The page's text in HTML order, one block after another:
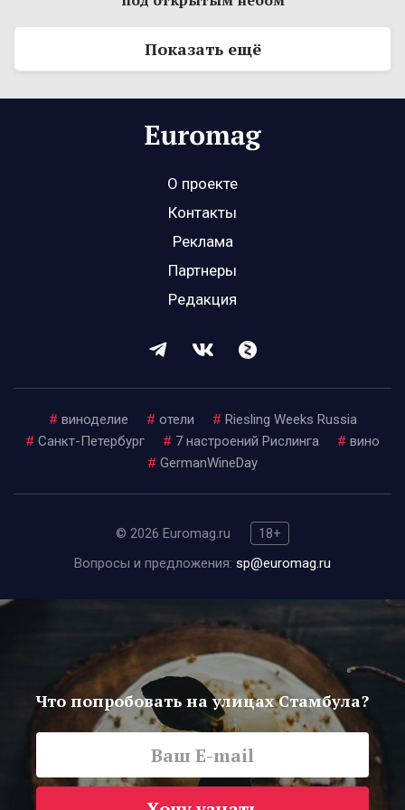
Показать ещё
О проекте
Контакты
Реклама
Партнеры
Редакция
# виноделие # отели # Riesling Weeks Russia
# Санкт-Петербург # 7 настроений Рислинга # вино
# GermanWineDay
© 2026 Euromag.ru
18+
Вопросы и предложения: sp@euromag.ru
Что попробовать на улицах Стамбула?